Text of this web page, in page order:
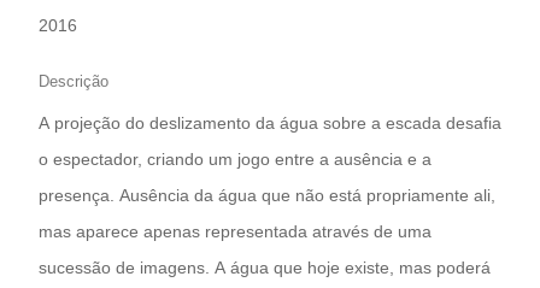
2016
Descrição
A projeção do deslizamento da água sobre a escada desafia
o espectador, criando um jogo entre a ausência e a
presença. Ausência da água que não está propriamente ali,
mas aparece apenas representada através de uma
sucessão de imagens. A água que hoje existe, mas poderá